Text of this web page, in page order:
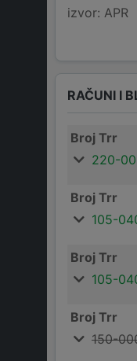
izvor: APR
RAČUNI I
Broj Trr
220-
Broj Trr
105-
Broj Trr
105-
Broj Trr
150-